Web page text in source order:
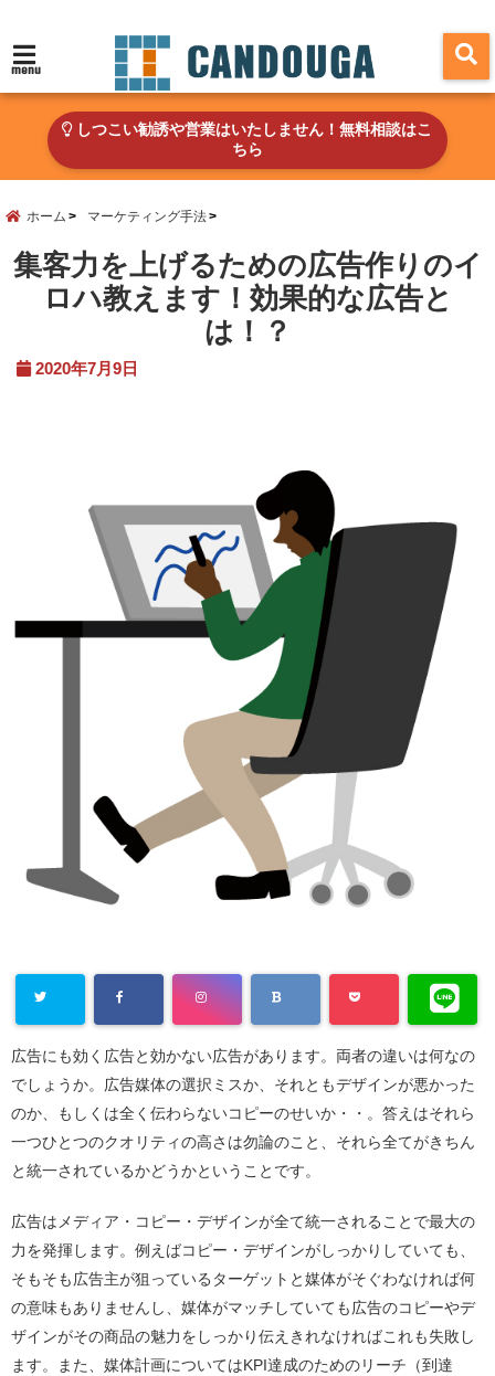
menu
しつこい勧誘や営業はいたしません！無料相談はこ
ちら
ホーム マーケティング手法
集客力を上げるための広告作りのイ
ロハ教えます！効果的な広告と
は！？
2020年7月9日
広告にも効く広告と効かない広告があります。両者の違いは何なの
でしょうか。広告媒体の選択ミスか、それともデザインが悪かった
のか、もしくは全く伝わらないコピーのせいか・・。答えはそれら
一つひとつのクオリティの高さは勿論のこと、それら全てがきちん
と統一されているかどうかということです。
広告はメディア・コピー・デザインが全て統一されることで最大の
力を発揮します。例えばコピー・デザインがしっかりしていても、
そもそも広告主が狙っているターゲットと媒体がそぐわなければ何
の意味もありませんし、媒体がマッチしていても広告のコピーやデ
ザインがその商品の魅力をしっかり伝えきれなければこれも失敗し
ます。また、媒体計画についてはKPI達成のためのリーチ（到達